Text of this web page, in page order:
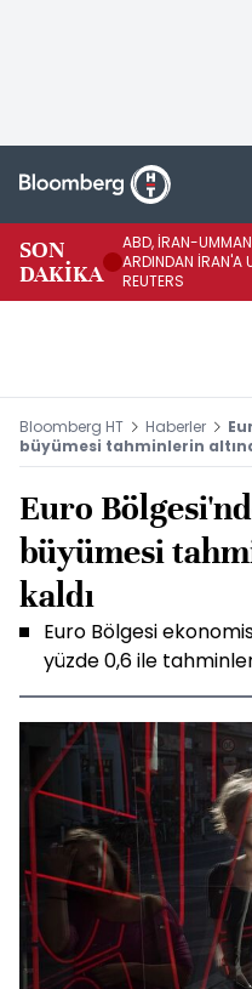
SON
DAKİKA
ABD, İRAN-
ARDINDAN İRAN'A
REUTERS
Bloomberg HT Haberler
büyümesi tahminlerin
Euro
büyümesi
kaldı
Euro Bölgesi
yüzde 0,6 ile